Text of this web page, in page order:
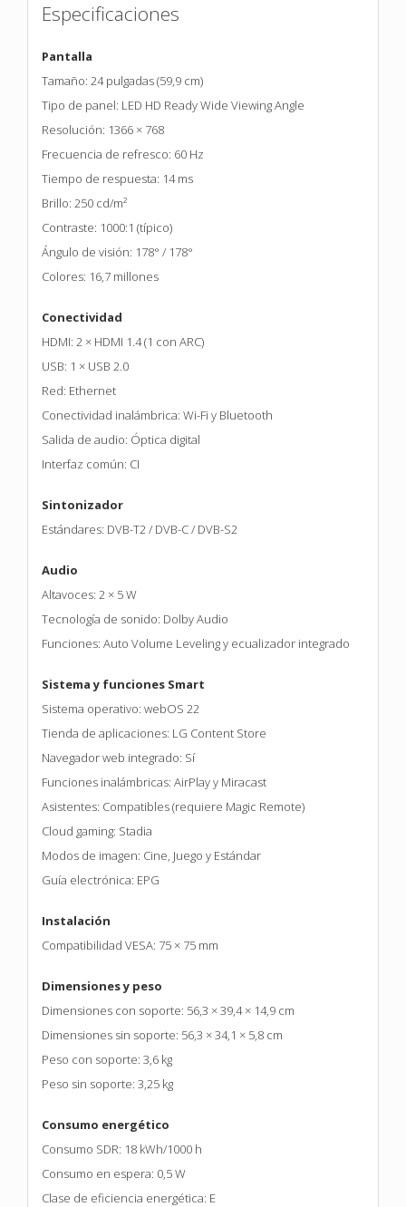
Especificaciones
Pantalla
Tamaño: 24 pulgadas (59,9 cm)
Tipo de panel: LED HD Ready Wide Viewing Angle
Resolución: 1366 × 768
Frecuencia de refresco: 60 Hz
Tiempo de respuesta: 14 ms
Brillo: 250 cd/m²
Contraste: 1000:1 (típico)
Ángulo de visión: 178° / 178°
Colores: 16,7 millones
Conectividad
HDMI: 2 × HDMI 1.4 (1 con ARC)
USB: 1 × USB 2.0
Red: Ethernet
Conectividad inalámbrica: Wi-Fi y Bluetooth
Salida de audio: Óptica digital
Interfaz común: CI
Sintonizador
Estándares: DVB-T2 / DVB-C / DVB-S2
Audio
Altavoces: 2 × 5 W
Tecnología de sonido: Dolby Audio
Funciones: Auto Volume Leveling y ecualizador integrado
Sistema y funciones Smart
Sistema operativo: webOS 22
Tienda de aplicaciones: LG Content Store
Navegador web integrado: Sí
Funciones inalámbricas: AirPlay y Miracast
Asistentes: Compatibles (requiere Magic Remote)
Cloud gaming: Stadia
Modos de imagen: Cine, Juego y Estándar
Guía electrónica: EPG
Instalación
Compatibilidad VESA: 75 × 75 mm
Dimensiones y peso
Dimensiones con soporte: 56,3 × 39,4 × 14,9 cm
Dimensiones sin soporte: 56,3 × 34,1 × 5,8 cm
Peso con soporte: 3,6 kg
Peso sin soporte: 3,25 kg
Consumo energético
Consumo SDR: 18 kWh/1000 h
Consumo en espera: 0,5 W
Clase de eficiencia energética: E